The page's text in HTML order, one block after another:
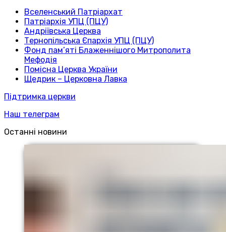
Вселенський Патріархат
Патріархія УПЦ (ПЦУ)
Андріївська Церква
Тернопільська Єпархія УПЦ (ПЦУ)
Фонд пам’яті Блаженнішого Митрополита
Мефодія
Помісна Церква України
Щедрик – Церковна Лавка
Підтримка церкви
Наш телеграм
Останні новини